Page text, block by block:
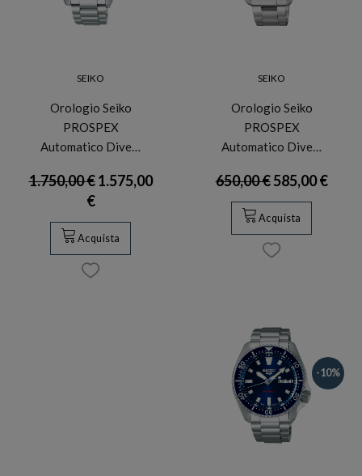
SEIKO
Orologio Seiko
PROSPEX
Automatico Dive…
1.750,00 €1.575,00
€
Acquista
SEIKO
Orologio Seiko
PROSPEX
Automatico Dive…
650,00 €585,00 €
Acquista
-10%